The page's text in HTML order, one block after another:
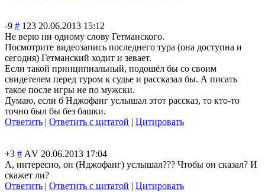
-9 # 123 20.06.2013 15:12
Не верю ни одному слову Гетманского.
Посмотрите видеозапись последнего тура (она доступна и
сегодня) Гетманский ходит и зевает.
Если такой принципиальный, подошёл бы со своим
свидетелем перед туром к судье и рассказал бы. А писать
такое после игры не по мужски.
Думаю, если б Нджофанг услышал этот рассказ, то кто-то
точно был бы без башки.
Ответить | Ответить с цитатой | Цитировать
+3 # АV 20.06.2013 17:04
А, интересно, он (Нджофанг) услышал??? Чтобы он сказал? И
скажет ли?
Ответить | Ответить с цитатой | Цитировать